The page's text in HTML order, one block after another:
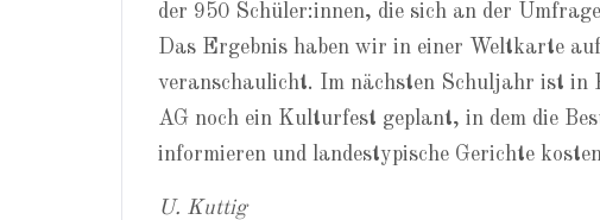
der 950 Schüler:innen, die sich an der
Das Ergebnis haben wir in einer Weltkarte
veranschaulicht. Im nächsten Schuljahr ist
AG noch ein Kulturfest geplant, in dem die
informieren und landestypische Gerichte
U. Kuttig